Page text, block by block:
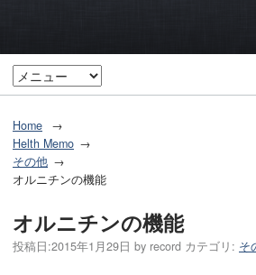
Home
Helth Memo
その他
オルニチンの機能
オルニチンの機能
投稿日:2015年1月29日 by record カテゴリ: そ